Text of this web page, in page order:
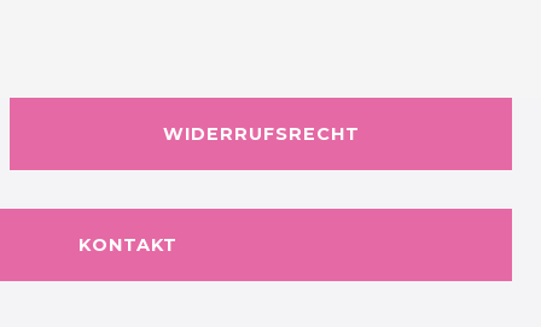
WIDERRUFSRECHT
KONTAKT